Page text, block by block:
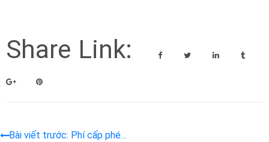
Share Link:
Bài viết trước: Phí cấp phép